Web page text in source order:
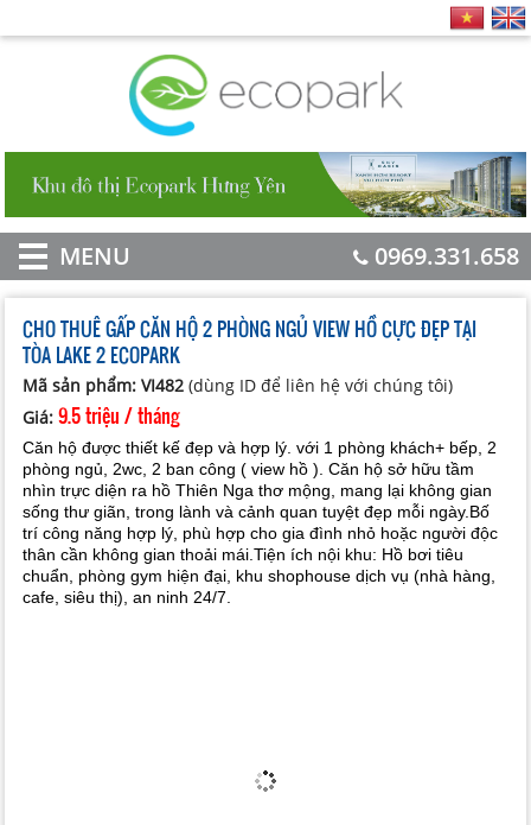
MENU 0969.331.658
CHO THUÊ GẤP CĂN HỘ 2 PHÒNG NGỦ VIEW HỒ CỰC ĐẸP TẠI
TÒA LAKE 2 ECOPARK
Mã sản phẩm: VI482(dùng ID để liên hệ với chúng tôi)
Giá:9.5 triệu / tháng
Căn hộ được thiết kế đẹp và hợp lý. với 1 phòng khách+ bếp, 2
phòng ngủ, 2wc, 2 ban công ( view hồ ). Căn hộ sở hữu tầm
nhìn trực diện ra hồ Thiên Nga thơ mộng, mang lại không gian
sống thư giãn, trong lành và cảnh quan tuyệt đẹp mỗi ngày.Bố
trí công năng hợp lý, phù hợp cho gia đình nhỏ hoặc người độc
thân cần không gian thoải mái.Tiện ích nội khu: Hồ bơi tiêu
chuẩn, phòng gym hiện đại, khu shophouse dịch vụ (nhà hàng,
cafe, siêu thị), an ninh 24/7.